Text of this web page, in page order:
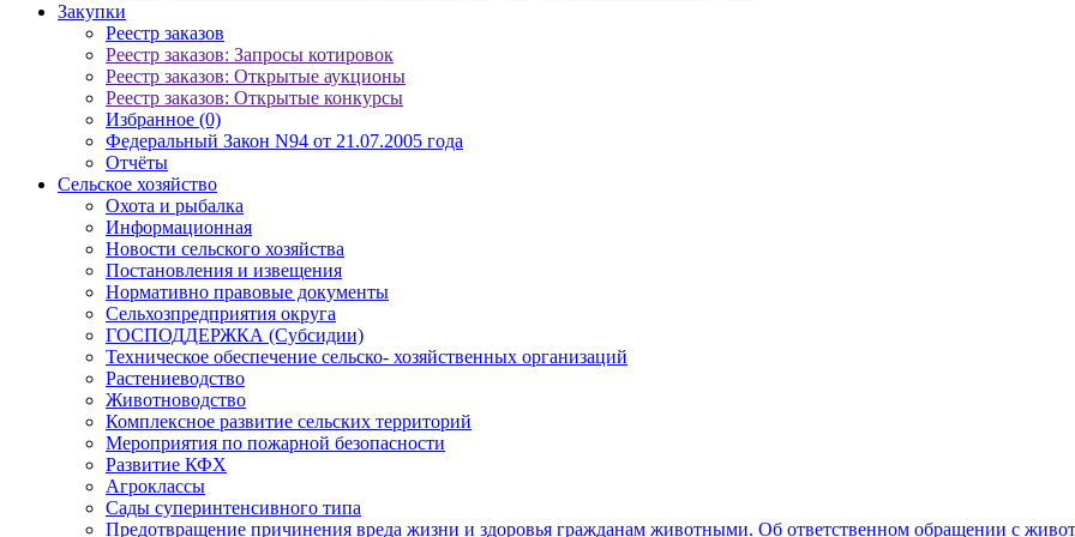
Закупки
Реестр заказов
Реестр заказов: Запросы котировок
Реестр заказов: Открытые аукционы
Реестр заказов: Открытые конкурсы
Избранное (0)
Федеральный Закон N94 от 21.07.2005 года
Отчёты
Сельское хозяйство
Охота и рыбалка
Информационная
Новости сельского хозяйства
Постановления и извещения
Нормативно правовые документы
Сельхозпредприятия округа
ГОСПОДДЕРЖКА (Субсидии)
Техническое обеспечение сельско- хозяйственных организаций
Растениеводство
Животноводство
Комплексное развитие сельских территорий
Мероприятия по пожарной безопасности
Развитие КФХ
Агроклассы
Сады суперинтенсивного типа
Предотвращение причинения вреда жизни и здоровья гражданам животными. Об ответственном обращении с